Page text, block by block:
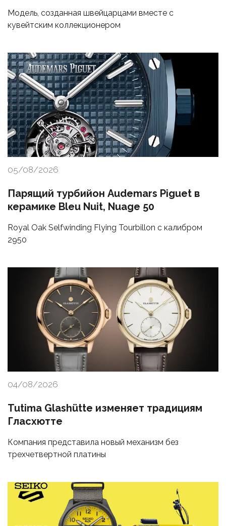
Модель, созданная швейцарцами вместе с
кувейтским коллекционером
05/08/2026
Парящий турбийон Audemars Piguet в
керамике Bleu Nuit, Nuage 50
Royal Oak Selfwinding Flying Tourbillon с калибром
2950
04/08/2026
Tutima Glashütte изменяет традициям
Гласхютте
Компания представила новый механизм без
трехчетвертной платины